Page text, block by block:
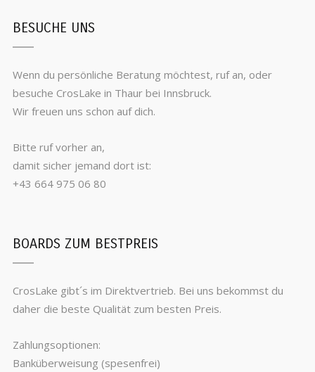
BESUCHE UNS
Wenn du persönliche Beratung möchtest, ruf an, oder
besuche CrosLake in Thaur bei Innsbruck.
Wir freuen uns schon auf dich.
Bitte ruf vorher an,
damit sicher jemand dort ist:
+43 664 975 06 80
BOARDS ZUM BESTPREIS
CrosLake gibt´s im Direktvertrieb. Bei uns bekommst du
daher die beste Qualität zum besten Preis.
Zahlungsoptionen:
Banküberweisung (spesenfrei)